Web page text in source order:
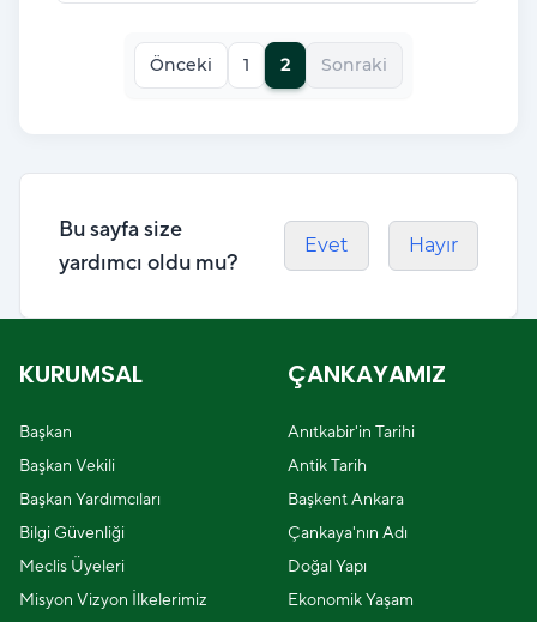
Önceki 1 2 Sonraki
Bu sayfa size
yardımcı oldu mu?
Evet Hayır
KURUMSAL
Başkan
Başkan Vekili
Başkan Yardımcıları
Bilgi Güvenliği
Meclis Üyeleri
Misyon Vizyon İlkelerimiz
ÇANKAYAMIZ
Anıtkabir'in Tarihi
Antik Tarih
Başkent Ankara
Çankaya'nın Adı
Doğal Yapı
Ekonomik Yaşam